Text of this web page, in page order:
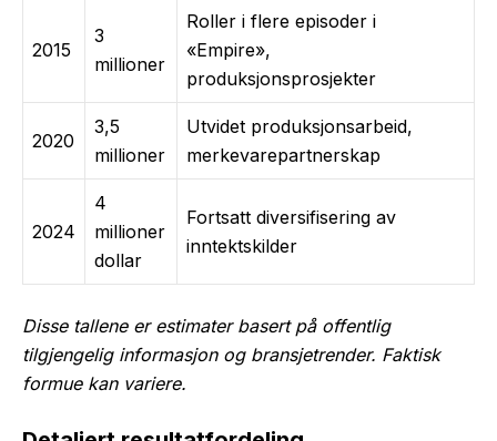
2015
3
millioner
Roller i flere episoder i
«Empire»,
produksjonsprosjekter
2020
3,5
millioner
Utvidet produksjonsarbeid,
merkevarepartnerskap
2024
4
millioner
dollar
Fortsatt diversifisering av
inntektskilder
Disse tallene er estimater basert på offentlig
tilgjengelig informasjon og bransjetrender. Faktisk
formue kan variere.